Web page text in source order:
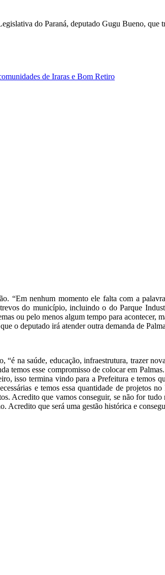
do Paraná, deputado Gugu Bueno, que
de Iraras e Bom Retiro
“Em nenhum momento ele falta com a
do município, incluindo o do Parque
ou pelo menos algum tempo para acontecer,
o deputado irá atender outra demanda de
na saúde, educação, infraestrutura, trazer
temos esse compromisso de colocar em
isso termina vindo para a Prefeitura e temos
e temos essa quantidade de projetos
Acredito que vamos conseguir, se não for
que será uma gestão histórica e